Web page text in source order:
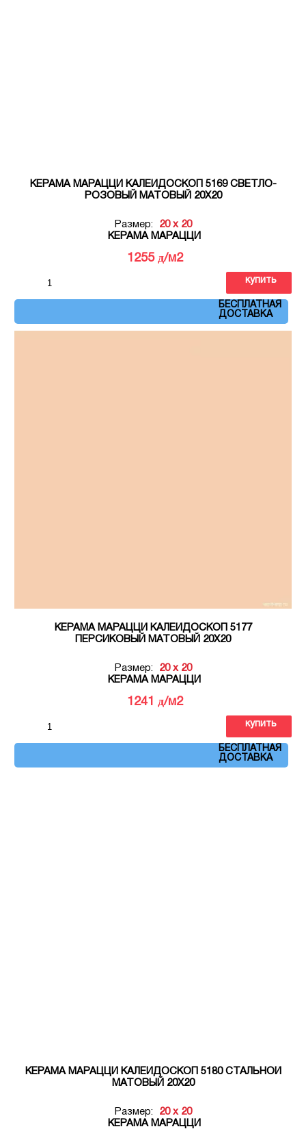
КЕРАМА МАРАЦЦИ КАЛЕЙДОСКОП 5169 СВЕТЛО-
РОЗОВЫЙ МАТОВЫЙ 20Х20
Размер:
20 x 20
КЕРАМА МАРАЦЦИ
1255 д/м2
БЕСПЛАТНАЯ
ДОСТАВКА
купить
КЕРАМА МАРАЦЦИ КАЛЕЙДОСКОП 5177
ПЕРСИКОВЫЙ МАТОВЫЙ 20Х20
Размер:
20 x 20
КЕРАМА МАРАЦЦИ
1241 д/м2
БЕСПЛАТНАЯ
ДОСТАВКА
купить
КЕРАМА МАРАЦЦИ КАЛЕЙДОСКОП 5180 СТАЛЬНОЙ
МАТОВЫЙ 20Х20
Размер:
20 x 20
КЕРАМА МАРАЦЦИ